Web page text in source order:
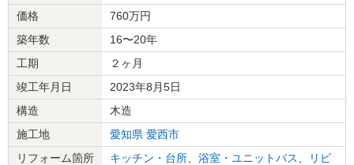
価格
760万円
築年数
16〜20年
工期
２ヶ月
竣工年月日
2023年8月5日
構造
木造
施工地
愛知県 愛西市
リフォーム箇所
キッチン・台所 浴室・ユニットバス
リビ